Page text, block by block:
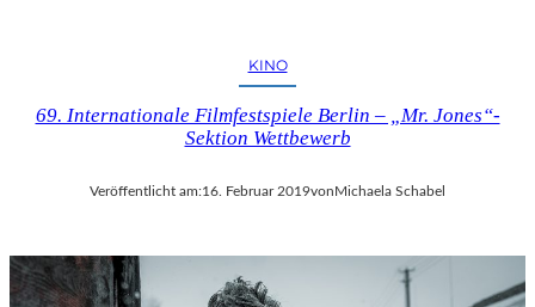
KINO
69. Internationale Filmfestspiele Berlin – „Mr. Jones“-
Sektion Wettbewerb
Veröffentlicht am:16. Februar 2019vonMichaela Schabel